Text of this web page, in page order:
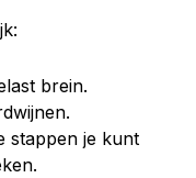
brein.
stappen je kunt